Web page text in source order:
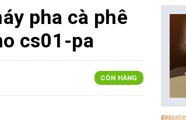
pha cà phê
cs01-pa
CÒN HÀNG